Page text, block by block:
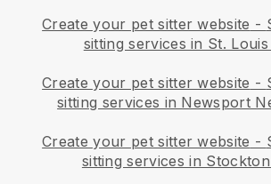
Create your pet sitter website -
sitting services in St.
Create your pet sitter website -
sitting services in Newsport
Create your pet sitter website -
sitting services in